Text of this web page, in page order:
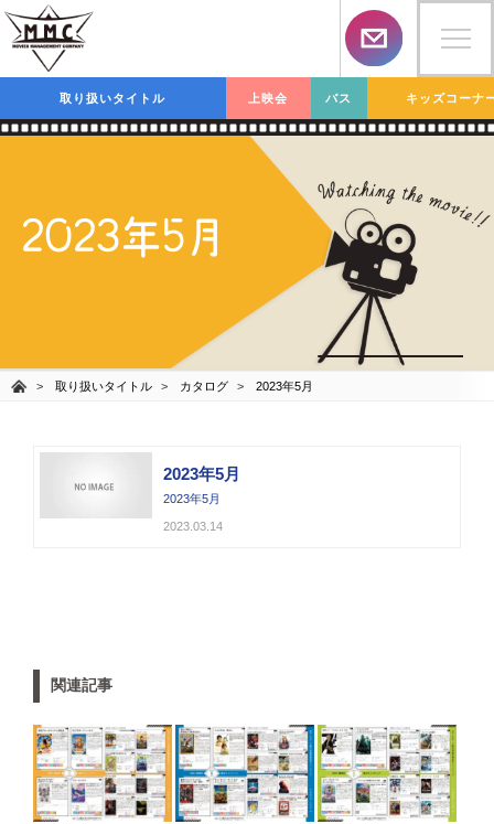
取り扱いタイトル 上映会 バス キッズコーナ
2023年5月
取り扱いタイトル カタログ 2023年5月
2023年5月
2023年5月
2023.03.14
関連記事